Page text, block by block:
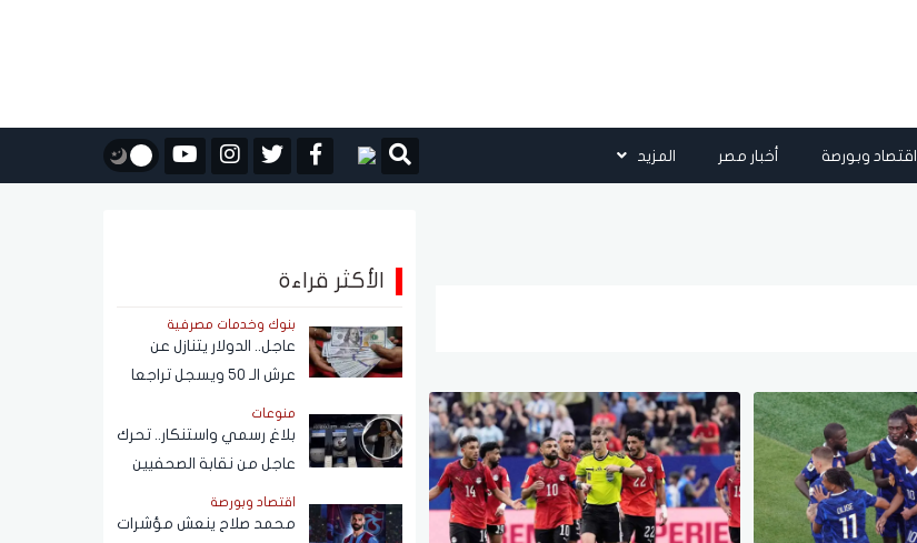
اقتصاد وبورصة أخبار مصر المزيد
الأكثر قراءة
بنوك وخدمات مصرفية
عاجل.. الدولار يتنازل عن
عرش الـ 50 ويسجل تراجعا
كبيرًا أمام الجنيه المصري
منوعات
بلاغ رسمي واستنكار.. تحرك
عاجل من نقابة الصحفيين
بشأن واقعة فتاة الأوبر
اقتصاد وبورصة
محمد صلاح ينعش مؤشرات